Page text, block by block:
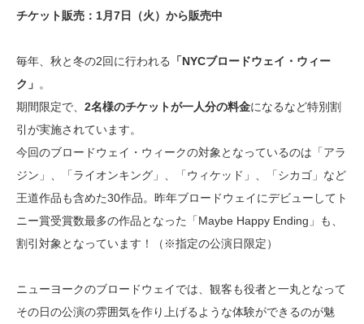
チケット販売：1月7日（火）から販売中
毎年、秋と冬の2回に行われる
「NYCブロードウェイ・ウィー
ク」 。
期間限定で、 2名様のチケットが一人分の料金になるなど特別割
引が実施されています。
今回のブロードウェイ・ウィークの対象となっているのは「アラ
ジン」、「ライオンキング」、「ウィケッド」、「シカゴ」など
王道作品も含めた30作品。昨年ブロードウェイにデビューしてト
ニー賞受賞数最多の作品となった「Maybe Happy Ending」も、
割引対象となっています！（※指定の公演日限定）
ニューヨークのブロードウェイでは、観客も役者と一丸となって
その日の公演の雰囲気を作り上げるような体験ができるのが魅